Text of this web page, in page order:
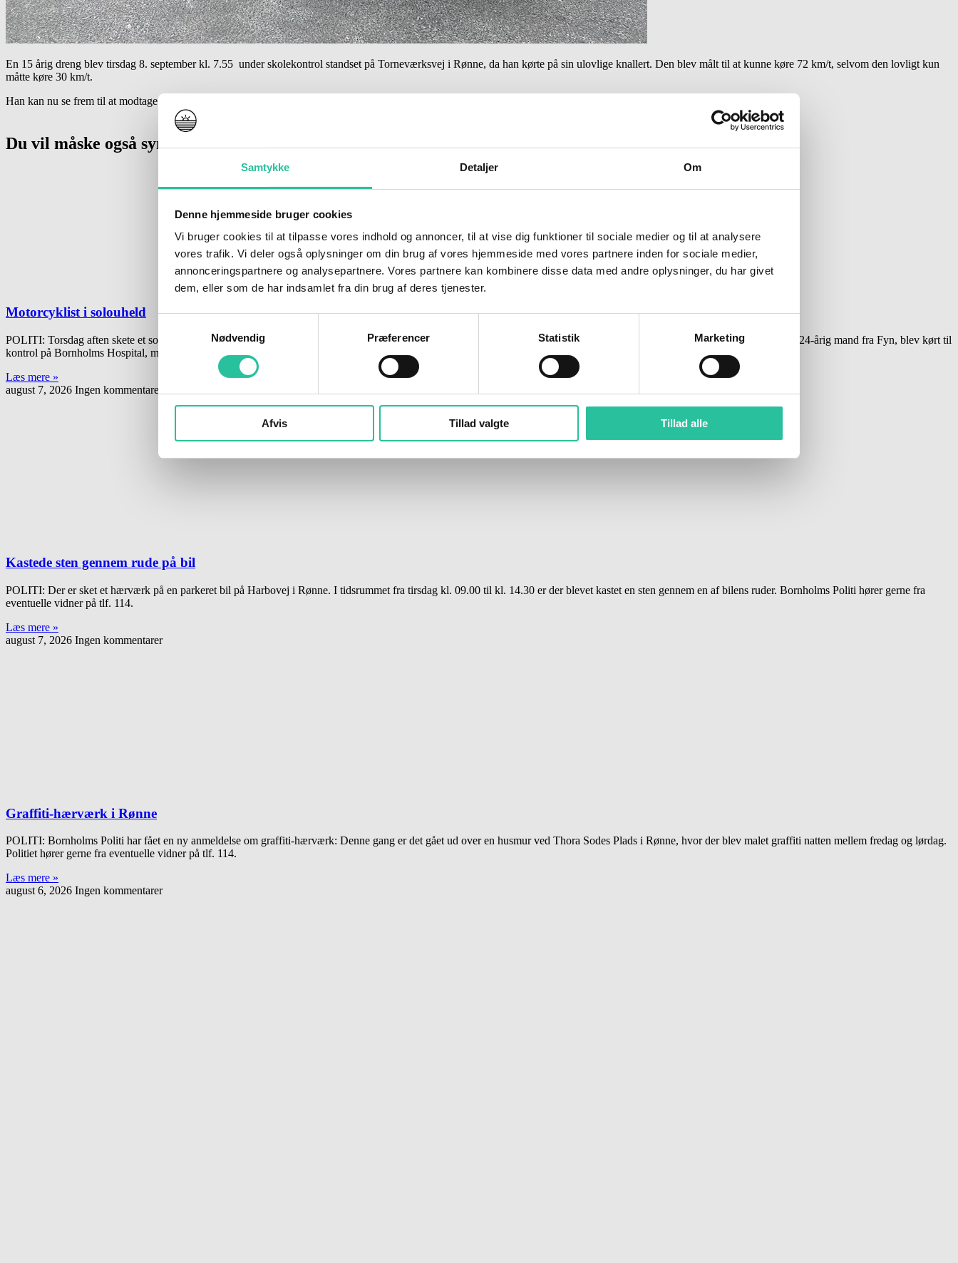
Samtykke Detaljer Om
Denne hjemmeside bruger cookies
Vi bruger cookies til at tilpasse vores indhold og annoncer, til at vise dig funktioner til sociale medier og til at analysere
vores trafik. Vi deler også oplysninger om din brug af vores hjemmeside med vores partnere inden for sociale medier,
annonceringspartnere og analysepartnere. Vores partnere kan kombinere disse data med andre oplysninger, du har givet
dem, eller som de har indsamlet fra din brug af deres tjenester.
Nødvendig
Præferencer Statistik Marketing
Afvis Tillad valgte Tillad alle
En 15 årig dreng blev tirsdag 8. september kl. 7.55 under skolekontrol standset på Torneværksvej i Rønne, da han kørte på sin ulovlige knallert. Den blev målt til at kunne køre 72 km/t, selvom den lovligt kun
måtte køre 30 km/t.
Han kan nu se frem til at modtage en bøde.
Du vil måske også synes om
Motorcyklist i solouheld
POLITI: Torsdag aften skete et solouheld på Simblegårdsvej i Klemensker, hvor en motorcyklist havde mistet herredømmet og var forulykket. Den pågældende motorcyklist, en 24-årig mand fra Fyn, blev kørt til
kontrol på Bornholms Hospital, men var ikke umiddelbart kommet alvorligt til skade.
Læs mere »
august 7, 2026 Ingen kommentarer
Kastede sten gennem rude på bil
POLITI: Der er sket et hærværk på en parkeret bil på Harbovej i Rønne. I tidsrummet fra tirsdag kl. 09.00 til kl. 14.30 er der blevet kastet en sten gennem en af bilens ruder. Bornholms Politi hører gerne fra
eventuelle vidner på tlf. 114.
Læs mere »
august 7, 2026 Ingen kommentarer
Graffiti-hærværk i Rønne
POLITI: Bornholms Politi har fået en ny anmeldelse om graffiti-hærværk: Denne gang er det gået ud over en husmur ved Thora Sodes Plads i Rønne, hvor der blev malet graffiti natten mellem fredag og lørdag.
Politiet hører gerne fra eventuelle vidner på tlf. 114.
Læs mere »
august 6, 2026 Ingen kommentarer